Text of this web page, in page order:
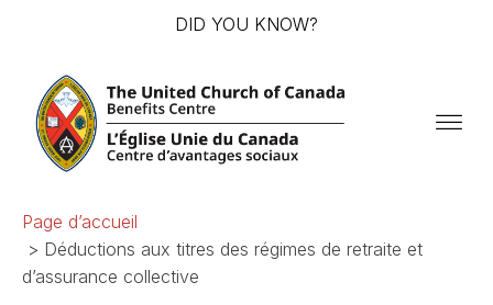
DID YOU KNOW?
Page d’accueil
> Déductions aux titres des régimes de retraite et
d’assurance collective